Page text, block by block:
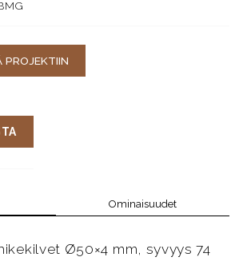
PROJEKTIIN
Ominaisuudet
Ø50×4 mm, syvyys 74